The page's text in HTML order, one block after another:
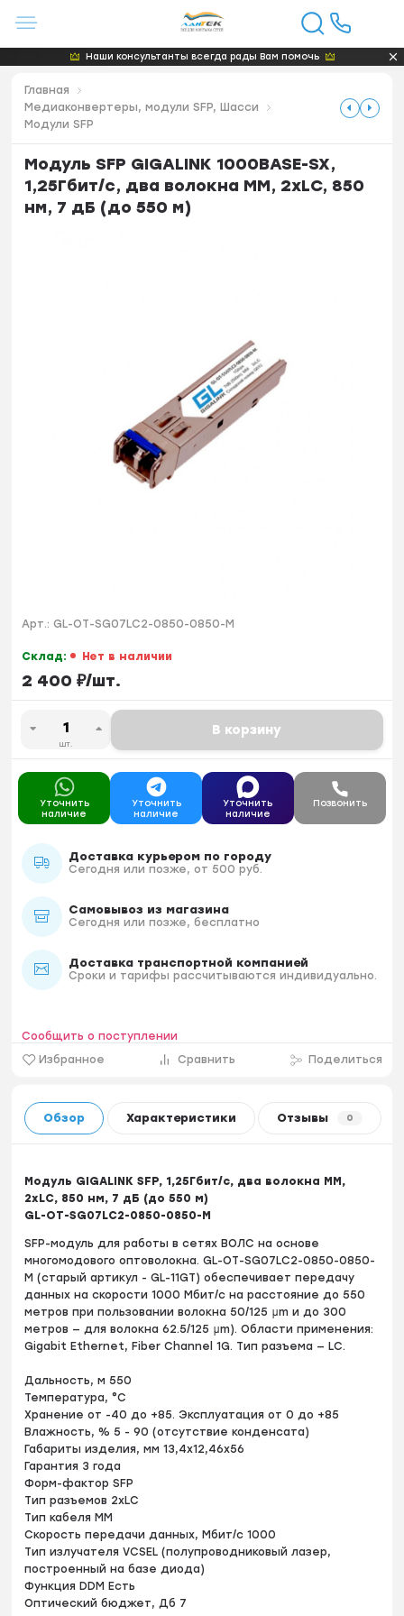
Наши консультанты всегда рады Вам помочь
Главная
Медиаконвертеры, модули SFP, Шасси
Модули SFP
Модуль SFP GIGALINK 1000BASE-SX,
1,25Гбит/c, два волокна МM, 2xLC, 850
нм, 7 дБ (до 550 м)
Арт.: GL-OT-SG07LC2-0850-0850-M
Склад: Нет в наличии
2 400 ₽/шт.
шт.
В корзину
Уточнить
наличие
Уточнить
наличие
Уточнить
наличие
Позвонить
Доставка курьером по городу
Сегодня или позже, от 500 руб.
Самовывоз из магазина
Сегодня или позже, бесплатно
Доставка транспортной компанией
Сроки и тарифы рассчитываются индивидуально.
Избранное Сравнить Поделиться
Сообщить о поступлении
Обзор Характеристики Отзывы 0
Модуль GIGALINK SFP, 1,25Гбит/c, два волокна МM,
2xLC, 850 нм, 7 дБ (до 550 м)
GL-OT-SG07LC2-0850-0850-M
SFP-модуль для работы в сетях ВОЛС на основе
многомодового оптоволокна. GL-OT-SG07LC2-0850-0850-
M (старый артикул - GL-11GT) обеспечивает передачу
данных на скорости 1000 Мбит/с на расстояние до 550
метров при пользовании волокна 50/125 μm и до 300
метров — для волокна 62.5/125 μm). Области применения:
Gigabit Ethernet, Fiber Channel 1G. Тип разъема — LC.
Дальность, м 550
Температура, °C
Хранение от -40 до +85. Эксплуатация от 0 до +85
Влажность, % 5 - 90 (отсутствие конденсата)
Габариты изделия, мм 13,4х12,46х56
Гарантия 3 года
Форм-фактор SFP
Тип разъемов 2xLC
Тип кабеля MM
Скорость передачи данных, Мбит/с 1000
Тип излучателя VCSEL (полупроводниковый лазер,
построенный на базе диода)
Функция DDM Есть
Оптический бюджет, Дб 7